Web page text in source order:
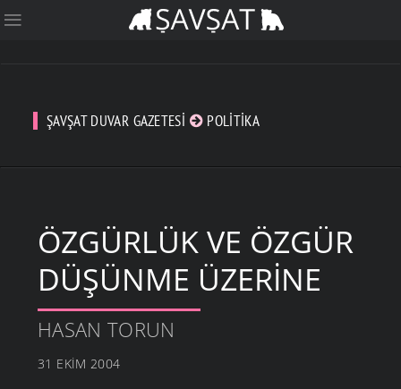
ŞAVŞAT DUVAR GAZETESI POLITIKA
ÖZGÜRLÜK VE ÖZGÜR
DÜŞÜNME ÜZERINE
HASAN TORUN
31 EKIM 2004